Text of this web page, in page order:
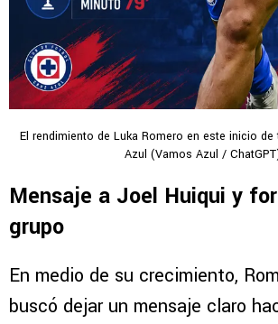
Mensaje a Joel Huiqui y
grupo